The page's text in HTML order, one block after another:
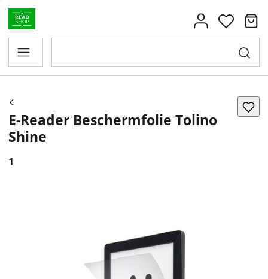
E-Reader Beschermfolie Tolino
Shine
1